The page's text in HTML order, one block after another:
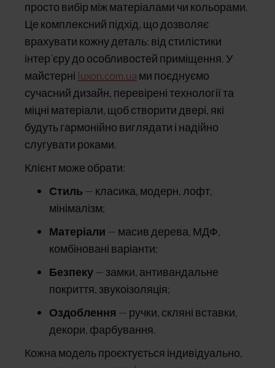
просто вибір між матеріалами чи кольорами.
Це комплексний підхід, що дозволяє
врахувати кожну деталь: від стилістики
інтер’єру до особливостей приміщення. У
майстерні luxon.com.ua ми поєднуємо
сучасний дизайн, перевірені технології та
міцні матеріали, щоб створити двері, які
будуть гармонійно виглядати і надійно
слугувати роками.
Клієнт може обрати:
Стиль — класика, модерн, лофт,
мінімалізм;
Матеріали — масив дерева, МДФ,
комбіновані варіанти;
Безпеку— замки, антивандальне
покриття, звукоізоляція;
Оздоблення — ручки, скляні вставки,
декори, фарбування.
Кожна модель проєктується індивідуально,